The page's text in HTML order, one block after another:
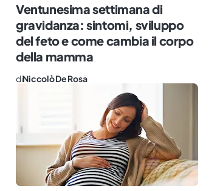
Ventunesima settimana di
gravidanza: sintomi, sviluppo
del feto e come cambia il corpo
della mamma
diNiccolò De Rosa